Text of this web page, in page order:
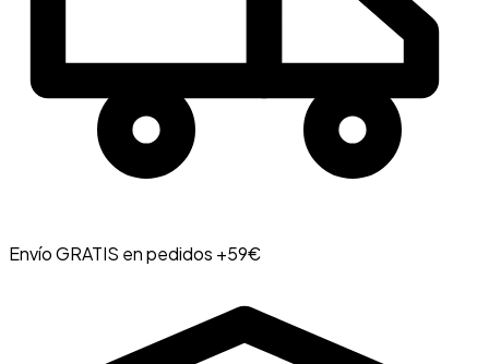
Envío GRATIS en pedidos +59€